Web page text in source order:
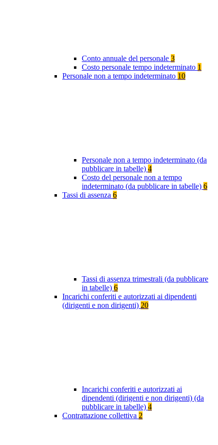
Conto annuale del personale 3
Costo personale tempo indeterminato 1
Personale non a tempo indeterminato 10
Personale non a tempo indeterminato (da
pubblicare in tabelle) 4
Costo del personale non a tempo
indeterminato (da pubblicare in tabelle) 6
Tassi di assenza 6
Tassi di assenza trimestrali (da pubblicare
in tabelle) 6
Incarichi conferiti e autorizzati ai dipendenti
(dirigenti e non dirigenti) 20
Incarichi conferiti e autorizzati ai
dipendenti (dirigenti e non dirigenti) (da
pubblicare in tabelle) 4
Contrattazione collettiva 2